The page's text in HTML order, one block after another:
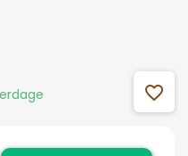
favorite_outline